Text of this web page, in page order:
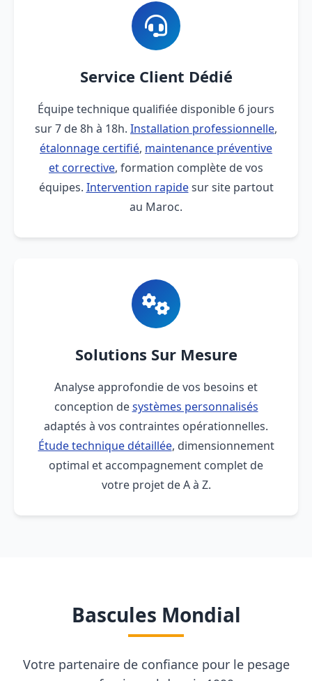
Service Client Dédié
Équipe technique qualifiée disponible 6 jours
sur 7 de 8h à 18h. Installation professionnelle,
étalonnage certifié, maintenance préventive
et corrective, formation complète de vos
équipes. Intervention rapidesur site partout
au Maroc.
Solutions Sur Mesure
Analyse approfondie de vos besoins et
conception desystèmes personnalisés
adaptés à vos contraintes opérationnelles.
Étude technique détaillée, dimensionnement
optimal et accompagnement complet de
votre projet de A à Z.
Bascules Mondial
Votre partenaire de confiance pour le pesage